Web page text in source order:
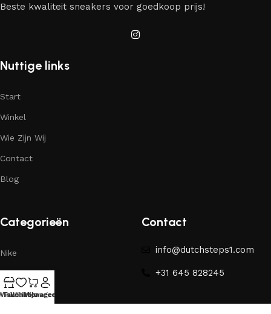
Beste kwaliteit sneakers voor goedkoop prijs!
Nuttige links
Start
Winkel
Wie Zijn Wij
Contact
Blog
Categorieën
Nike
Yeezy
Contact
info@dutchsteps1.com
+31 645 828245
Favorieten
Winkelwagen
Mijn account